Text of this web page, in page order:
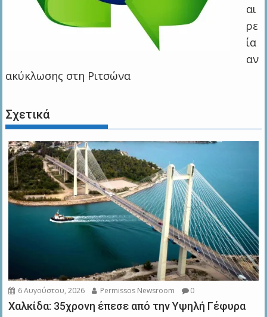
αι
ρε
ία
αν
ακύκλωσης στη Ριτσώνα
Σχετικά
6 Αυγούστου, 2026 Permissos Newsroom 0
Χαλκίδα: 35χρονη έπεσε από την Υψηλή Γέφυρα